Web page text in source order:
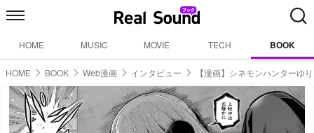
HOME MUSIC MOVIE TECH BOOK
HOME BOOK Web漫画 インタビュー 【漫画】シネモンハンターゆ